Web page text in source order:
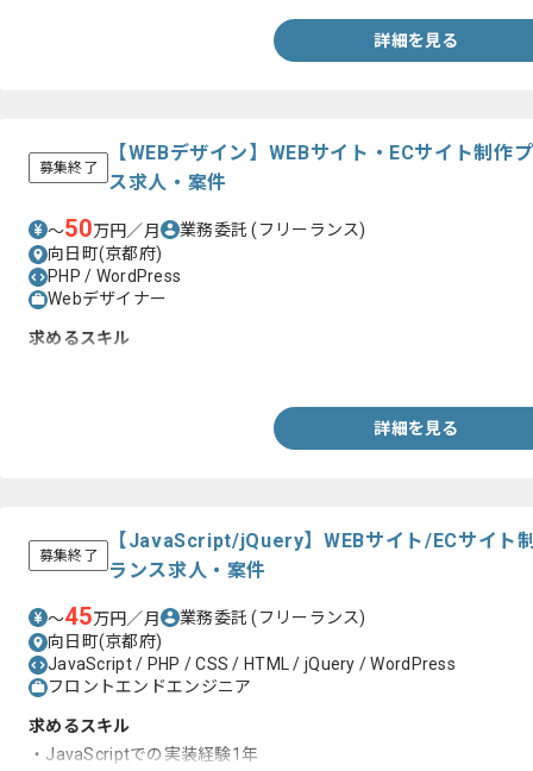
詳細を見る
募集終了
【WEBデザイン】WEBサイト・ECサイト制作
ス求人・案件
〜50万円／月 業務委託(フリーランス)
向日町(京都府)
PHP / WordPress
Webデザイナー
求めるスキル
詳細を見る
募集終了
【JavaScript/jQuery】WEBサイト/ECサイト
ランス求人・案件
〜45万円／月 業務委託(フリーランス)
向日町(京都府)
JavaScript / PHP / CSS / HTML / jQuery / WordPress
フロントエンドエンジニア
求めるスキル
・JavaScriptでの実装経験1年